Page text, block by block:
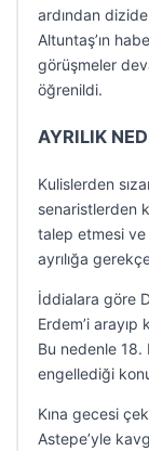
ardından
Altuntaş’ın
görüşmeler
öğrenildi.
AYRILIK
Kulislerden
senaristlerden
talep etmesi ve
ayrılığa
İddialara göre
Erdem’i arayıp
Bu nedenle
engellediği
Kına gecesi
Astepe’yle